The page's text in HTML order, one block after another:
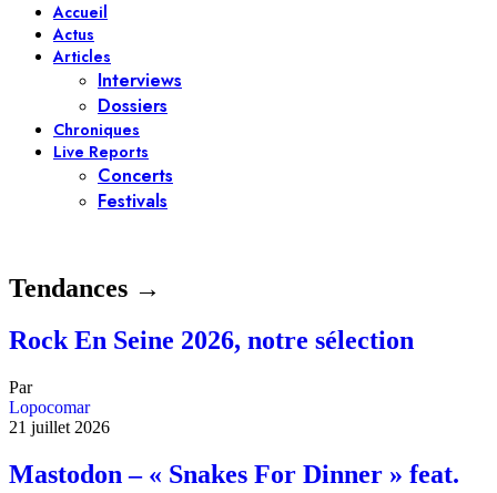
Accueil
Actus
Articles
Interviews
Dossiers
Chroniques
Live Reports
Concerts
Festivals
Tendances →
Rock En Seine 2026, notre sélection
Par
Lopocomar
21 juillet 2026
Mastodon – « Snakes For Dinner » feat.